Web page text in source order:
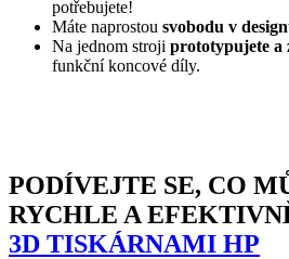
potřebujete!
Máte naprostou svobodu v
Na jednom stroji prototypujete a
funkční koncové díly.
PODÍVEJTE SE, CO
RYCHLE A
3D TISKÁRNAMI HP